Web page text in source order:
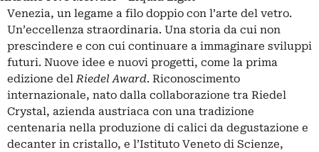
Venezia, un legame a filo doppio con l’arte del vetro.
Un’eccellenza straordinaria. Una storia da cui non
prescindere e con cui continuare a immaginare sviluppi
futuri. Nuove idee e nuovi progetti, come la prima
edizione delRiedel Award. Riconoscimento
internazionale, nato dalla collaborazione tra Riedel
Crystal, azienda austriaca con una tradizione
centenaria nella produzione di calici da degustazione e
decanter in cristallo, e l’Istituto Veneto di Scienze,